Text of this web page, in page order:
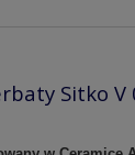
Sitko V